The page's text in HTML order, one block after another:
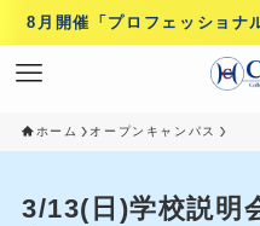
8月開催「プロフェッショナ
ホーム オープンキャンパス
3/13(日)学校説